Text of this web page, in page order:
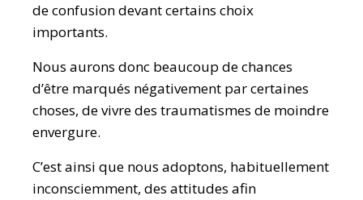
de confusion devant certains choix
importants.
Nous aurons donc beaucoup de chances
d’être marqués négativement par certaines
choses, de vivre des traumatismes de moindre
envergure.
C’est ainsi que nous adoptons, habituellement
inconsciemment, des attitudes afin